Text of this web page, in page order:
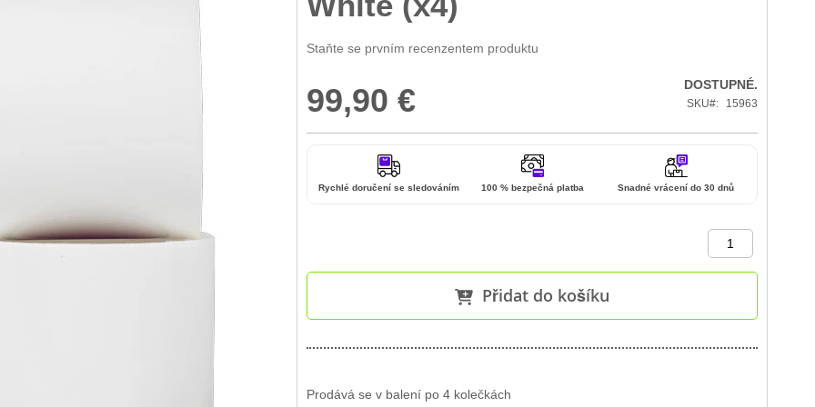
Staňte se prvním recenzentem produktu
99,90 € DOSTUPNÉ.
SKU 15963
Rychlé doručení se sledováním 100 % bezpečná platba Snadné vrácení do 30 dnů
Přidat do košíku
Prodává se v balení po 4 kolečkách